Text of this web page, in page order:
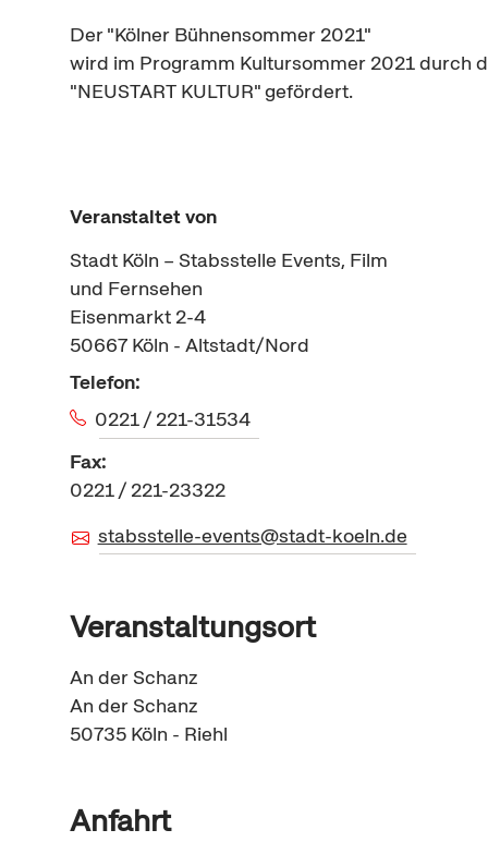
Der "Kölner Bühnensommer 2021"
wird im Programm Kultursommer 2021 durch
"NEUSTART KULTUR" gefördert.
Veranstaltet von
Stadt Köln – Stabsstelle Events, Film
und Fernsehen
Eisenmarkt 2-4
50667 Köln - Altstadt/Nord
Telefon:
0221 / 221-31534
Fax:
0221 / 221-23322
stabsstelle-events@stadt-koeln.de
Veranstaltungsort
An der Schanz
An der Schanz
50735 Köln - Riehl
Anfahrt